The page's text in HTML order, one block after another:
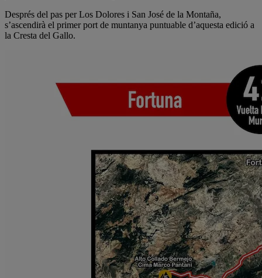
Després del pas per Los Dolores i San José de la Montaña,
s’ascendirà el primer port de muntanya puntuable d’aquesta edició a
la Cresta del Gallo.